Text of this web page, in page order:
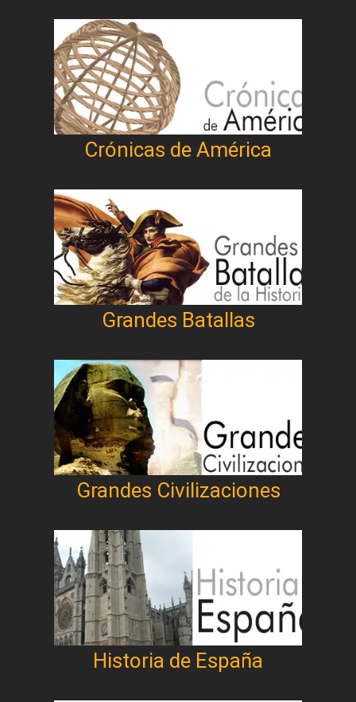
Crónicas de América
Grandes Batallas
Grandes Civilizaciones
Historia de España